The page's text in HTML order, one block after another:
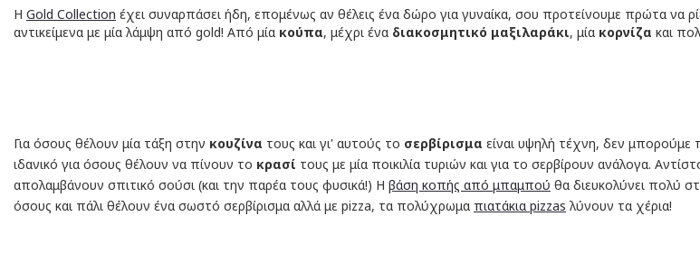
Η Gold Collection έχει συναρπάσει ήδη, επομένως αν θέλεις ένα δώρο για γυναίκα, σου προτείνουμε πρώτα να
αντικείμενα με μία λάμψη από gold! Από μία κούπα, μέχρι ένα διακοσμητικό μαξιλαράκι, μία κορνίζα και
Για όσους θέλουν μία τάξη στην κουζίνα τους και γι' αυτούς το σερβίρισμα είναι υψηλή τέχνη, δεν μπορούμε
ιδανικό για όσους θέλουν να πίνουν το κρασί τους με μία ποικιλία τυριών και για το σερβίρουν ανάλογα.
απολαμβάνουν σπιτικό σούσι (και την παρέα τους φυσικά!) Η βάση κοπής από μπαμπού θα διευκολύνει πολύ
όσους και πάλι θέλουν ένα σωστό σερβίρισμα αλλά με pizza, τα πολύχρωμα πιατάκια pizzas λύνουν τα χέρια!